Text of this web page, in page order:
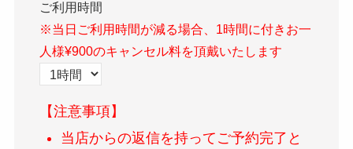
ご利用時間
※当日ご利用時間が減る場合、1時間に付きお一
人様¥900のキャンセル料を頂戴いたします
【注意事項】
当店からの返信を持ってご予約完了と